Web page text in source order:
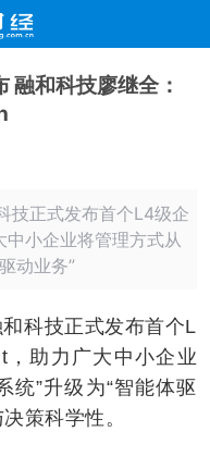
融和科技廖继全：
技正式发布首个L4级企
小企业将管理方式从
动业务”
科技正式发布首个L
助力广大中小企业
统”升级为“智能体驱
策科学性。